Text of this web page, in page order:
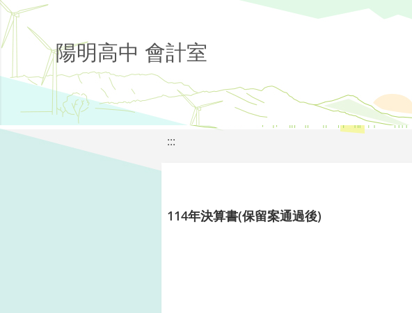
陽明高中 會計室
:::
114年決算書(保留案通過後)